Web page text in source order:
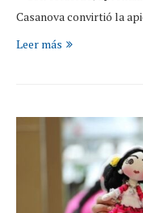
Casanova convirtió la
Leer más